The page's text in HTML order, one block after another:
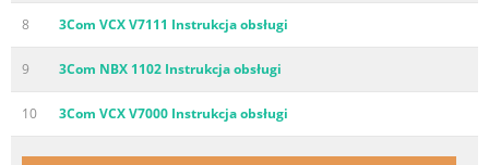
8 3Com VCX V7111 Instrukcja obsługi
9 3Com NBX 1102 Instrukcja obsługi
10 3Com VCX V7000 Instrukcja obsługi